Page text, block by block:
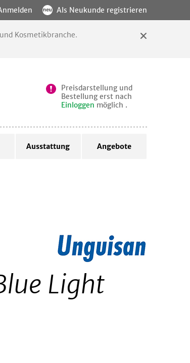
Als Neukunde registrieren
Kosmetikbranche.
Preisdarstellung und
Bestellung erst nach
Einloggen möglich .
Ausstattung Angebote
Light